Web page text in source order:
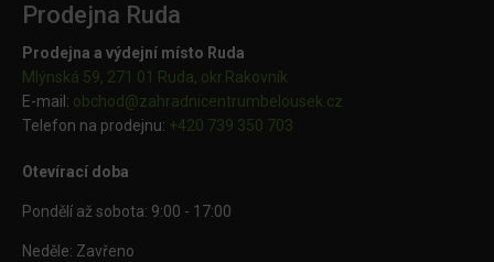
Prodejna Ruda
Prodejna a výdejní místo Ruda
Mlýnská 59, 271 01 Ruda, okr.Rakovník
E-mail: obchod@zahradnicentrumbelousek.cz
Telefon na prodejnu: +420 739 350 703
Otevírací doba
Pondělí až sobota: 9:00 - 17:00
Neděle: Zavřeno